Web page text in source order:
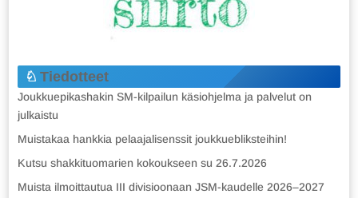
Tiedotteet
Joukkuepikashakin SM-kilpailun käsiohjelma ja palvelut on
julkaistu
Muistakaa hankkia pelaajalisenssit joukkuebliksteihin!
Kutsu shakkituomarien kokoukseen su 26.7.2026
Muista ilmoittautua III divisioonaan JSM-kaudelle 2026–2027